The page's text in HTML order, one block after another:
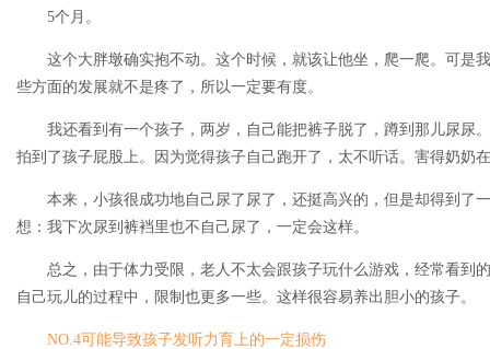
5个月。
这个大胖墩确实抱不动。这个时候，就该让他坐，爬一爬。可是
些方面的发展就不是疼了，所以一定要有度。
我还看到有一个孩子，两岁，自己能把裤子脱了，蹲到那儿尿尿
拍到了孩子屁股上。因为觉得孩子自己跑开了，太不听话。害得奶奶
本来，小孩很成功地自己尿了尿了，还挺高兴的，但是却得到了
想：我下次尿到裤裆里也不自己尿了，一定会这样。
总之，由于体力受限，老人不太会跟孩子玩什么游戏，经常看到
自己玩儿的过程中，限制也更多一些。这样很容易养出胆小的孩子。
NO.4可能导致孩子发听力育上的一定损伤